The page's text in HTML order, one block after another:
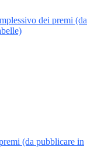
dei premi (da
(da pubblicare in